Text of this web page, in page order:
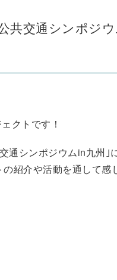
共交通シンポジ
クトです！
シンポジウムin九州｣
紹介や活動を通して感